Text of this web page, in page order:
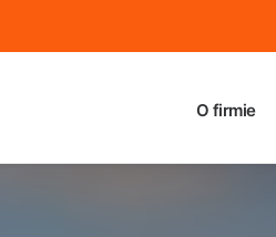
O firmie